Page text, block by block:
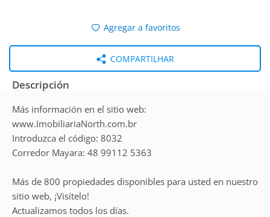
Agregar a favoritos
COMPARTILHAR
Descripción
Más información en el sitio web:
www.ImobiliariaNorth.com.br
Introduzca el código: 8032
Corredor Mayara: 48 99112 5363
Más de 800 propiedades disponibles para usted en nuestro
sitio web, ¡Visítelo!
Actualizamos todos los días.